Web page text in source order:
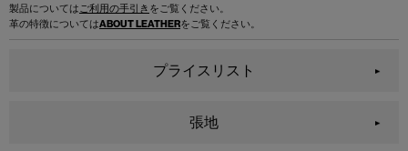
製品については ご利用の手引き をご覧ください。
革の特徴についてはABOUT LEATHERをご覧ください。
プライスリスト
張地